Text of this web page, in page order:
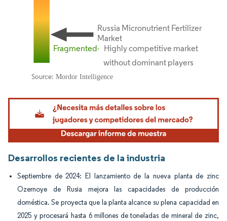
Imagen © Mordor Intelligence. El uso requiere atribución según CC BY 4.0.
Desarrollos recientes de la industria
Septiembre de 2024: El lanzamiento de la nueva planta de zinc
Ozernoye de Rusia mejora las capacidades de producción
doméstica. Se proyecta que la planta alcance su plena capacidad en
2025 y procesará hasta 6 millones de toneladas de mineral de zinc,